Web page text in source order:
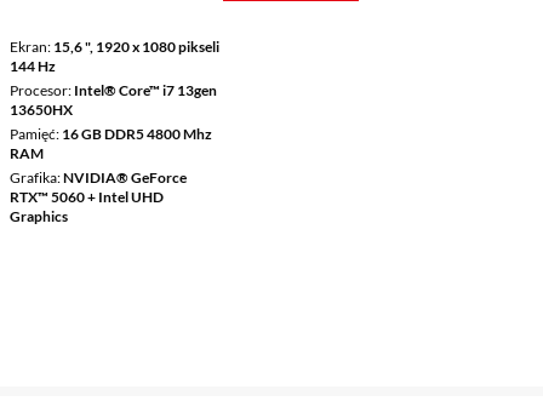
Ekran 15,6 ", 1920 x 1080 pikseli
144 Hz
Procesor Intel® Core™ i7 13gen
13650HX
Pamięć 16 GB DDR5 4800 Mhz
RAM
Grafika NVIDIA® GeForce
RTX™ 5060 + Intel UHD
Graphics